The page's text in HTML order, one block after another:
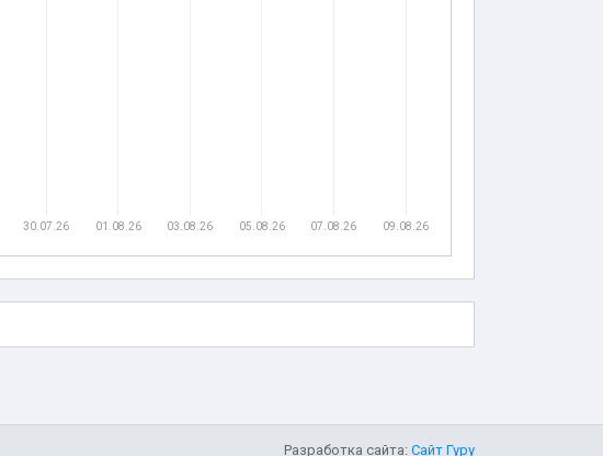
30.07.26 01.08.26 03.08.26 05.08.26 07.08.26 09.08.26
Разработка сайта: Сайт Гуру